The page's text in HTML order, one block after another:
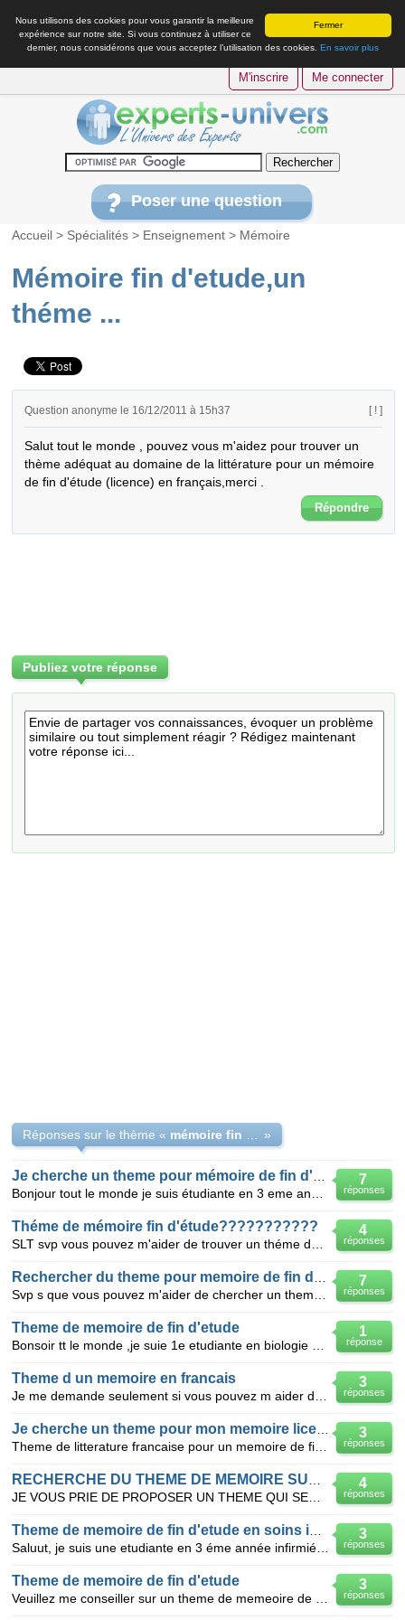
Fermer
Nous utilisons des cookies pour vous garantir la meilleure
expérience sur notre site. Si vous continuez à utiliser ce
dernier, nous considérons que vous acceptez l’utilisation des cookies. En savoir plus
M'inscrire Me connecter
Poser une question
Accueil > Spécialités > Enseignement > Mémoire
Mémoire fin d'etude,un
théme ...
Question anonyme le 16/12/2011 à 15h37 [ ! ]
Salut tout le monde , pouvez vous m'aidez pour trouver un
thème adéquat au domaine de la littérature pour un mémoire
de fin d'étude (licence) en français,merci .
Répondre
Publiez votre réponse
Réponses sur le thème « »
7
réponses
4
réponses
Théme de mémoire fin d'étude???????????
7
réponses
1
réponse
Theme de memoire de fin d'etude
3
réponses
Theme d un memoire en francais
3
réponses
4
réponses
3
réponses
3
réponses
Theme de memoire de fin d'etude